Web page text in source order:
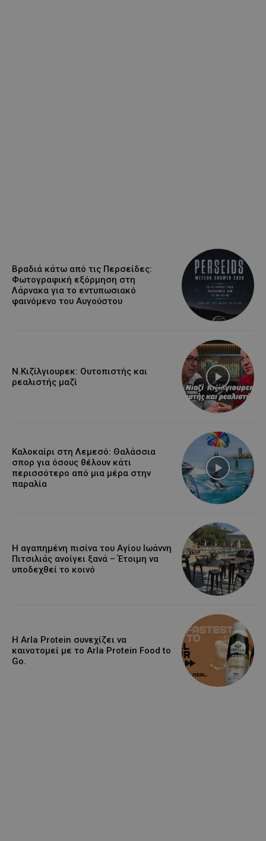
Βραδιά κάτω από τις Περσείδες:
Φωτογραφική εξόρμηση στη
Λάρνακα για το εντυπωσιακό
φαινόμενο του Αυγούστου
Ν.Κιζίλγιουρεκ: Ουτοπιστής και
ρεαλιστής μαζί
Καλοκαίρι στη Λεμεσό: Θαλάσσια
σπορ για όσους θέλουν κάτι
περισσότερο από μια μέρα στην
παραλία
Η αγαπημένη πισίνα του Αγίου Ιωάννη
Πιτσιλιάς ανοίγει ξανά – Έτοιμη να
υποδεχθεί το κοινό
Η Arla Protein συνεχίζει να
καινοτομεί με το Arla Protein Food to
Go.